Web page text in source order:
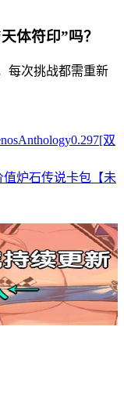
体符印”吗？
每次挑战都需重新
双
炉石传说卡包【未